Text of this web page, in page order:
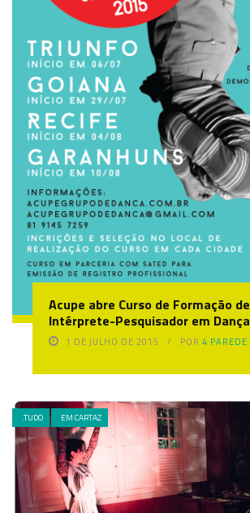
Acupe abre Curso de Formação de
Intérprete-Pesquisador em Dança
1 DE JULHO DE 2015 POR4 PAREDE
.TUDO EM CARTAZ